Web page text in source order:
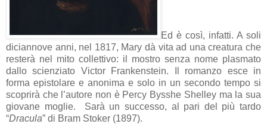
Ed è così, infatti. A soli
diciannove anni, nel 1817, Mary dà vita ad una creatura che
resterà nel mito collettivo: il mostro senza nome plasmato
dallo scienziato Victor Frankenstein. Il romanzo esce in
forma epistolare e anonima e solo in un secondo tempo si
scoprirà che l’autore non è Percy Bysshe Shelley ma la sua
giovane moglie. Sarà un successo, al pari del più tardo
“Dracula” di Bram Stoker (1897).